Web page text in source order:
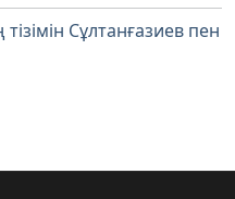
Сұлтанғазиев пен